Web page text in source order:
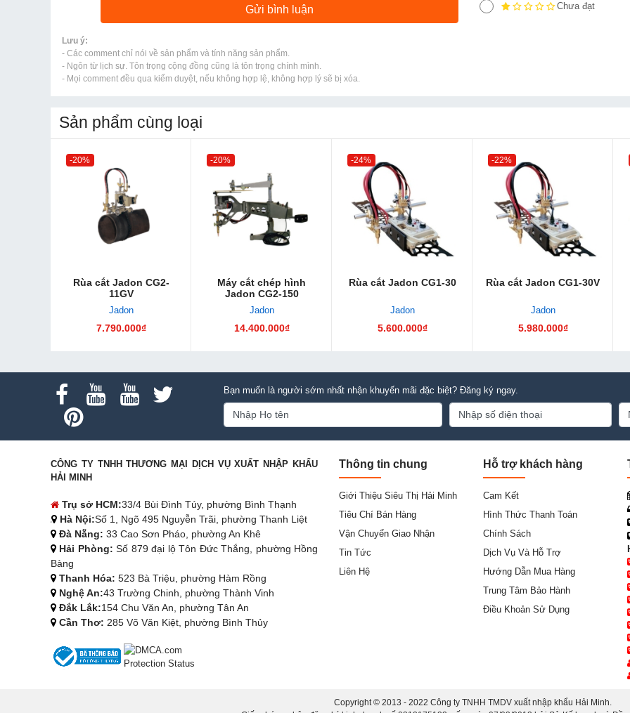
Chưa đạt
Lưu ý:
- Các comment chỉ nói về sản phẩm và tính năng sản phẩm.
- Ngôn từ lịch sự. Tôn trọng cộng đồng cũng là tôn trọng chính mình.
- Mọi comment đều qua kiểm duyệt, nếu không hợp lệ, không hợp lý sẽ bị xóa.
Sản phẩm cùng loại
-20%
Rùa cắt Jadon CG2-
11GV
Jadon
7.790.000₫
-20%
Máy cắt chép hình
Jadon CG2-150
Jadon
14.400.000₫
-24%
Rùa cắt Jadon CG1-30
Jadon
5.600.000₫
-22%
Rùa cắt Jadon CG1-30V
Jadon
5.980.000₫
Bạn muốn là người sớm nhất nhận khuyến mãi đặc biệt? Đăng ký ngay.
CÔNG TY TNHH THƯƠNG MẠI DỊCH VỤ XUẤT NHẬP KHẨU
HẢI MINH
Trụ sở HCM:33/4 Bùi Đình Túy, phường Bình Thạnh
Hà Nội:Số 1, Ngõ 495 Nguyễn Trãi, phường Thanh Liệt
Đà Nẵng: 33 Cao Sơn Pháo, phường An Khê
Hải Phòng: Số 879 đại lộ Tôn Đức Thắng, phường Hồng
Bàng
Thanh Hóa: 523 Bà Triệu, phường Hàm Rồng
Nghệ An:43 Trường Chinh, phường Thành Vinh
Đắk Lắk:154 Chu Văn An, phường Tân An
Cần Thơ: 285 Võ Văn Kiệt, phường Bình Thủy
Thông tin chung
Giới Thiệu Siêu Thị Hải Minh
Tiêu Chí Bán Hàng
Vận Chuyển Giao Nhận
Tin Tức
Liên Hệ
Hỗ trợ khách hàng
Cam Kết
Hình Thức Thanh Toán
Chính Sách
Dịch Vụ Và Hỗ Trợ
Hướng Dẫn Mua Hàng
Trung Tâm Bảo Hành
Điều Khoản Sử Dụng
Copyright © 2013 - 2022 Công ty TNHH TMDV xuất nhập khẩu Hải Minh.